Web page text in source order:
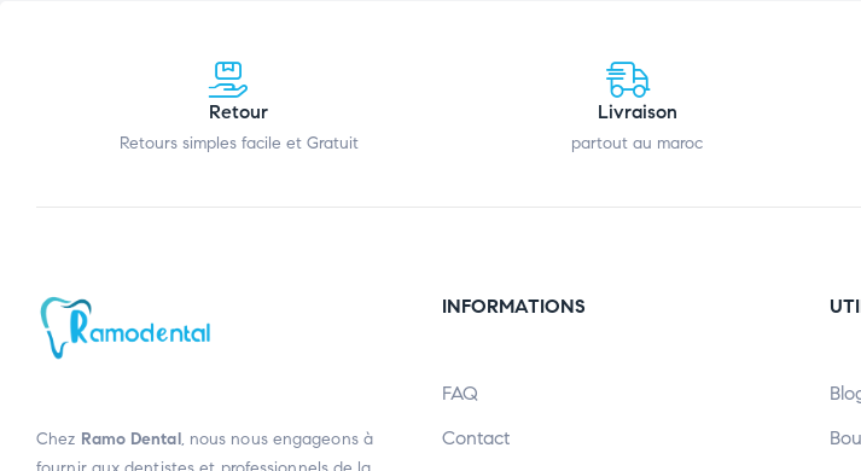
Retour
Retours simples facile et Gratuit
Livraison
partout au maroc
Chez Ramo Dental, nous nous engageons à
INFORMATIONS
FAQ
Contact